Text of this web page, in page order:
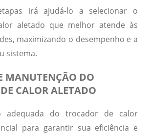
irá ajudá-lo a selecionar o
aletado que melhor atende às
maximizando o desempenho e a
sistema.
MANUTENÇÃO DO
CALOR ALETADO
adequada do trocador de calor
para garantir sua eficiência e